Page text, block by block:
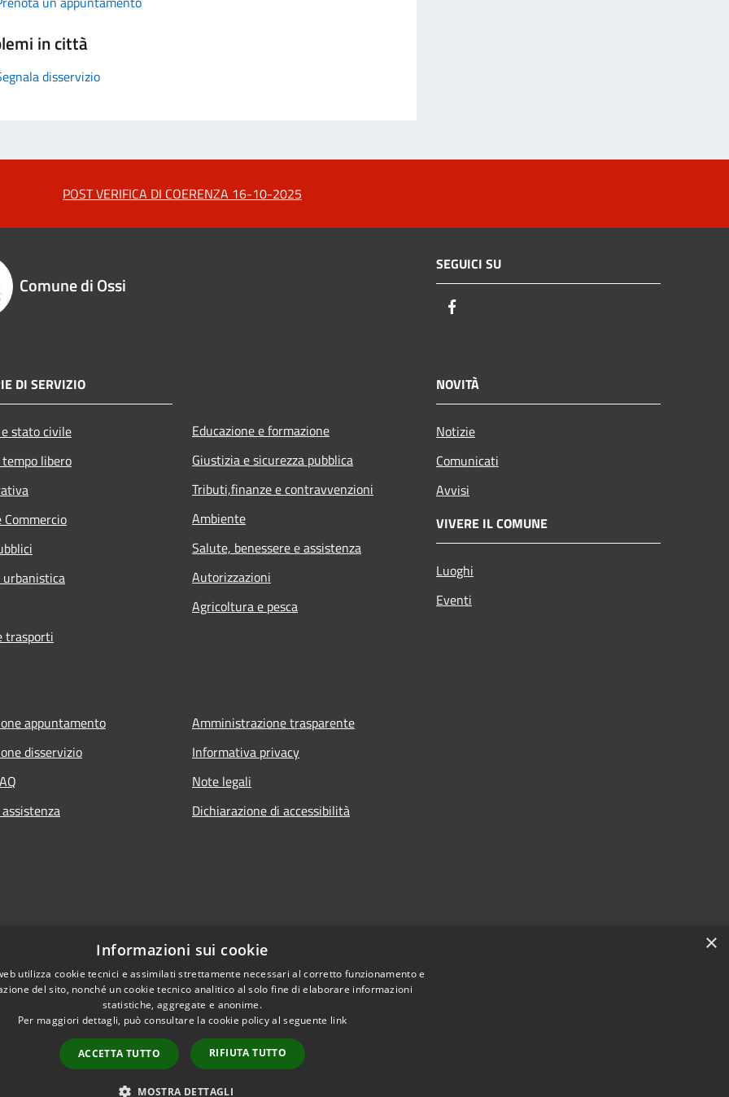
in città
disservizio
POST VERIFICA DI COERENZA 16-10-2025
Comune di Ossi
SEGUICI SU
DI SERVIZIO
stato civile
libero
Commercio
urbanistica
trasporti
Educazione e formazione
Giustizia e sicurezza pubblica
Tributi,finanze e contravvenzioni
Ambiente
Salute, benessere e assistenza
Autorizzazioni
Agricoltura e pesca
NOVITÀ
Notizie
Comunicati
Avvisi
VIVERE IL COMUNE
Luoghi
Eventi
appuntamento
disservizio
Amministrazione trasparente
Informativa privacy
Note legali
Dichiarazione di accessibilità
×
Informazioni sui cookie
utilizza cookie tecnici e assimilati strettamente necessari al corretto funzionamento e
del sito, nonché un cookie tecnico analitico al solo fine di elaborare informazioni
statistiche, aggregate e anonime.
Per maggiori dettagli, può consultare la cookie policy al seguente link
ACCETTA TUTTO RIFIUTA TUTTO
MOSTRA DETTAGLI